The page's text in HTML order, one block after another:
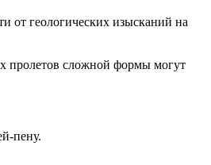
от геологических изысканий на
пролетов сложной формы могут
пену.